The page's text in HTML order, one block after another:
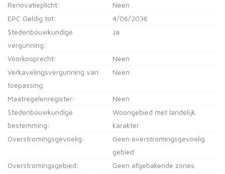
Renovatieplicht:
Neen
EPC Geldig tot:
4/06/2036
Stedenbouwkundige
vergunning:
Ja
Voorkooprecht:
Neen
Verkavelingsvergunning van
toepassing:
Neen
Maatregelenregister:
Neen
Stedenbouwkundige
bestemming:
Woongebied met landelijk
karakter
Overstromingsgevoelig:
Geen overstromingsgevoelig
gebied
Overstromingsgebied:
Geen afgebakende zones